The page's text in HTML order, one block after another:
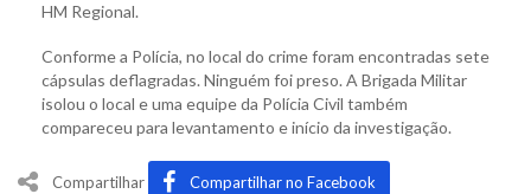
HM Regional.
Conforme a Polícia, no local do crime foram encontradas sete
cápsulas deflagradas. Ninguém foi preso. A Brigada Militar
isolou o local e uma equipe da Polícia Civil também
compareceu para levantamento e início da investigação.
Compartilhar Compartilhar no Facebook